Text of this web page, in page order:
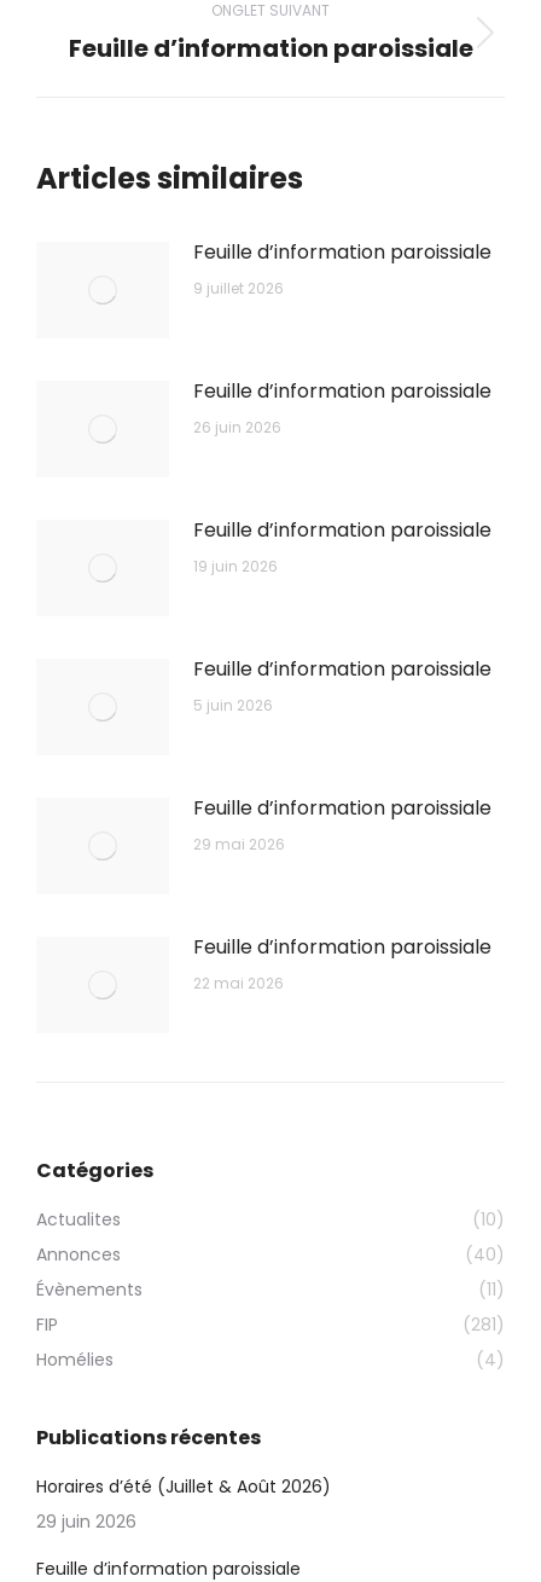
ONGLET SUIVANT
Onglet
Feuille d’information paroissiale
Articles similaires
Feuille d’information paroissiale
9 juillet 2026
Feuille d’information paroissiale
26 juin 2026
Feuille d’information paroissiale
19 juin 2026
Feuille d’information paroissiale
5 juin 2026
Feuille d’information paroissiale
29 mai 2026
Feuille d’information paroissiale
22 mai 2026
Catégories
Actualites
(10)
Annonces
(40)
Évènements
(11)
FIP
(281)
Homélies
(4)
Publications récentes
Horaires d’été (Juillet & Août 2026)
29 juin 2026
Feuille d’information paroissiale